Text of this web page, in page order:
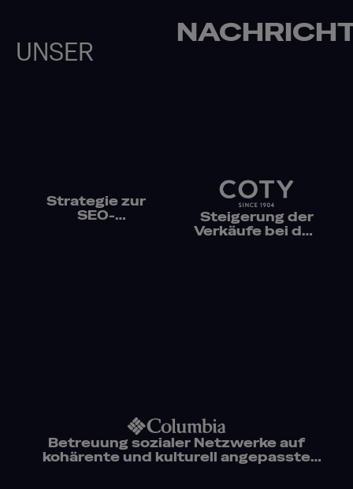
UNSER
Strategie zur
SEO-
Steigerung der
Verkäufe bei den
Betreuung sozialer Netzwerke auf
kohärente und kulturell angepasste